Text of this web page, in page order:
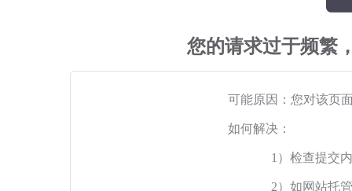
您的请求过于频繁
可能原因：您对该页
如何解决：
1）检查提交
2）如网站托